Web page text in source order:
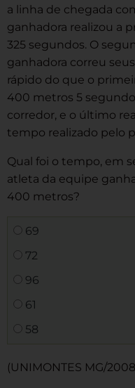
a linha de chegada
ganhadora realizou a
325 segundos. O
ganhadora correu
rápido do que o
400 metros 5
corredor, e o último
tempo realizado pelo
Qual foi o tempo, em
atleta da equipe
400 metros?
69
72
96
61
58
(UNIMONTES MG/